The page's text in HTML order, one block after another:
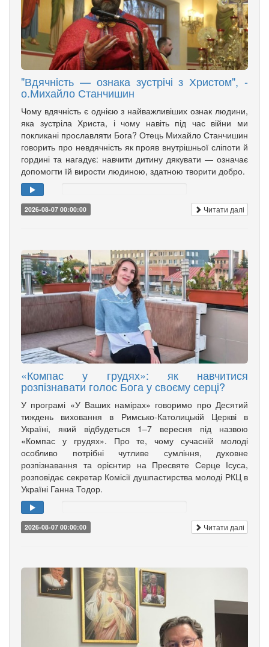
"Вдячність — ознака зустрічі з Христом", -
о.Михайло Станчишин
Чому вдячність є однією з найважливіших ознак людини,
яка зустріла Христа, і чому навіть під час війни ми
покликані прославляти Бога? Отець Михайло Станчишин
говорить про невдячність як прояв внутрішньої сліпоти й
гордині та нагадує: навчити дитину дякувати — означає
допомогти їй вирости людиною, здатною творити добро.
2026-08-07 00:00:00 Читати далі
«Компас у грудях»: як навчитися
розпізнавати голос Бога у своєму серці?
У програмі «У Ваших намірах» говоримо про Десятий
тиждень виховання в Римсько-Католицькій Церкві в
Україні, який відбудеться 1–7 вересня під назвою
«Компас у грудях». Про те, чому сучасній молоді
особливо потрібні чутливе сумління, духовне
розпізнавання та орієнтир на Пресвяте Серце Ісуса,
розповідає секретар Комісії душпастирства молоді РКЦ в
Україні Ганна Тодор.
2026-08-07 00:00:00 Читати далі